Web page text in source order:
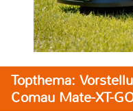
Topthema:
Comau Mate-XT-